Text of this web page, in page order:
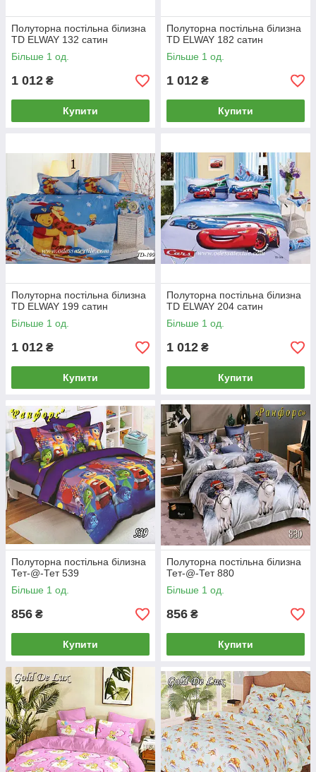
Полуторна постільна білизна
TD ELWAY 132 сатин
Більше 1 од.
1 012 ₴
Купити
Полуторна постільна білизна
TD ELWAY 182 сатин
Більше 1 од.
1 012 ₴
Купити
Полуторна постільна білизна
TD ELWAY 199 сатин
Більше 1 од.
1 012 ₴
Купити
Полуторна постільна білизна
TD ELWAY 204 сатин
Більше 1 од.
1 012 ₴
Купити
Полуторна постільна білизна
Тет-@-Тет 539
Більше 1 од.
856 ₴
Купити
Полуторна постільна білизна
Тет-@-Тет 880
Більше 1 од.
856 ₴
Купити